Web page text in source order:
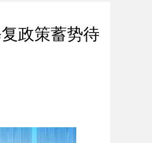
政策蓄势待